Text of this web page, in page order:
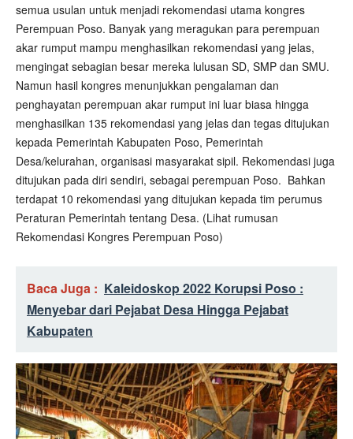
semua usulan untuk menjadi rekomendasi utama kongres
Perempuan Poso. Banyak yang meragukan para perempuan
akar rumput mampu menghasilkan rekomendasi yang jelas,
mengingat sebagian besar mereka lulusan SD, SMP dan SMU.
Namun hasil kongres menunjukkan pengalaman dan
penghayatan perempuan akar rumput ini luar biasa hingga
menghasilkan 135 rekomendasi yang jelas dan tegas ditujukan
kepada Pemerintah Kabupaten Poso, Pemerintah
Desa/kelurahan, organisasi masyarakat sipil. Rekomendasi juga
ditujukan pada diri sendiri, sebagai perempuan Poso. Bahkan
terdapat 10 rekomendasi yang ditujukan kepada tim perumus
Peraturan Pemerintah tentang Desa. (Lihat rumusan
Rekomendasi Kongres Perempuan Poso)
Baca Juga : Kaleidoskop 2022 Korupsi Poso :
Menyebar dari Pejabat Desa Hingga Pejabat
Kabupaten